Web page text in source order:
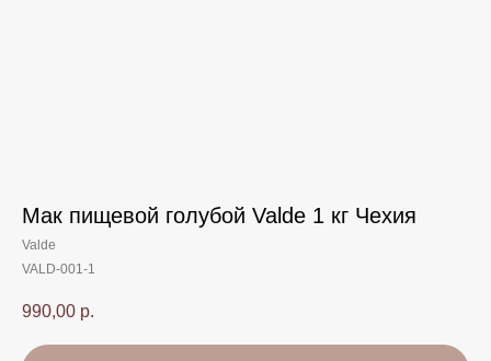
Мак пищевой голубой Valde 1 кг Чехия
Valde
VALD-001-1
990,00 р.